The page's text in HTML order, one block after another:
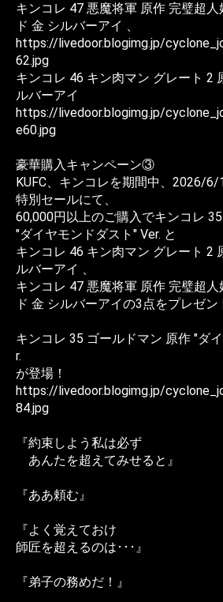
キンコレ 47 悪魔将軍 原作 完璧超
ド 金 シルバーアイ 、
https://livedoor.blogimg.jp/
62.jpg
キンコレ 46 キン肉マン グレート 2
ルバーアイ
https://livedoor.blogimg.jp/
e60.jpg
豪華購入キャンペーン③
KUFC、キンコレを期間中、2026/
特別セールにて、
60,000円以上のご購入でキンコレ
"ダイヤモンドダスト" Ver. と
キンコレ 46 キン肉マン グレート 2
ルバーアイ 、
キンコレ 47 悪魔将軍 原作 完璧超
ド 金 シルバーアイの3点をプレゼン
キンコレ 35 ゴールドマン 原作 "ダ
r.
が登場！
https://livedoor.blogimg.jp/
84.jpg
『約束しよう私は必ず
あんたを超えてみせると』
『ああ頼む』
『よく覚えておけ
師匠を超えるのは･･･』
『弟子の務めだ！』